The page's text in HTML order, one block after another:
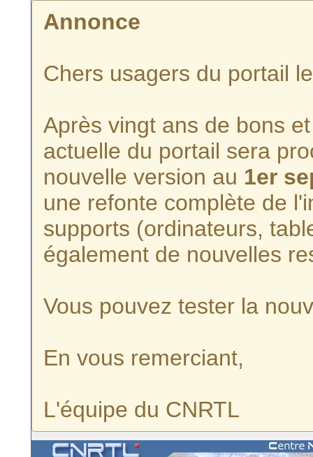
Annonce
Chers usagers du portail
Après vingt ans de bons
actuelle du portail sera
nouvelle version au 1er
une refonte complète de
supports (ordinateurs,
également de nouvelles
Vous pouvez tester la
En vous remerciant,
L'équipe du CNRTL